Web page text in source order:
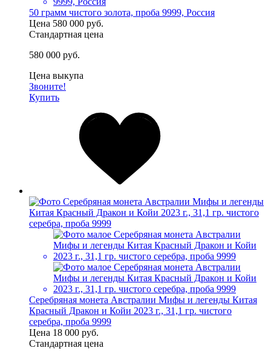
50 грамм чистого золота, проба 9999, Россия
Цена 580 000 руб.
Стандартная цена
580 000 руб.
Цена выкупа
Звоните!
Купить
Серебряная монета Австралии Мифы и легенды Китая
Красный Дракон и Койи 2023 г., 31,1 гр. чистого
серебра, проба 9999
Цена 18 000 руб.
Стандартная цена